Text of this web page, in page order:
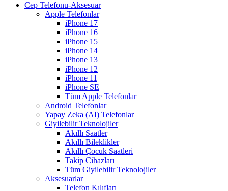
Cep Telefonu-Aksesuar
Apple Telefonlar
iPhone 17
iPhone 16
iPhone 15
iPhone 14
iPhone 13
iPhone 12
iPhone 11
iPhone SE
Tüm Apple Telefonlar
Android Telefonlar
Yapay Zeka (AI) Telefonlar
Giyilebilir Teknolojiler
Akıllı Saatler
Akıllı Bileklikler
Akıllı Çocuk Saatleri
Takip Cihazları
Tüm Giyilebilir Teknolojiler
Aksesuarlar
Telefon Kılıfları